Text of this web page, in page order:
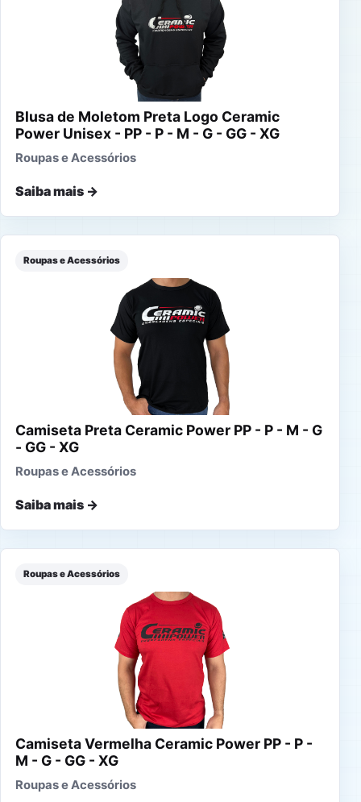
Blusa de Moletom Preta Logo Ceramic
Power Unisex - PP - P - M - G - GG - XG
Roupas e Acessórios
Saiba mais →
Roupas e Acessórios
Camiseta Preta Ceramic Power PP - P - M - G
- GG - XG
Roupas e Acessórios
Saiba mais →
Roupas e Acessórios
Camiseta Vermelha Ceramic Power PP - P -
M - G - GG - XG
Roupas e Acessórios